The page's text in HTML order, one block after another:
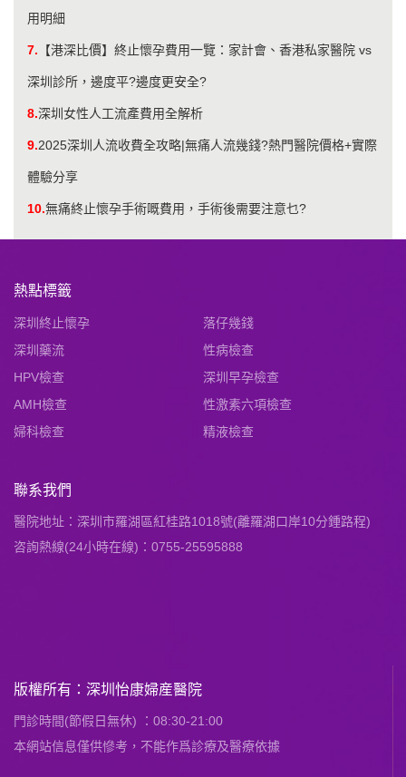
用明細
7. 【港深比價】終止懷孕費用一覽：家計會、香港私家醫院 vs
深圳診所，邊度平?邊度更安全?
8.深圳女性人工流產費用全解析
9.2025深圳人流收費全攻略|無痛人流幾錢?熱門醫院價格+實際
體驗分享
10.無痛終止懷孕手術嘅費用，手術後需要注意乜?
熱點標籤
深圳終止懷孕
落仔幾錢
深圳藥流
性病檢查
HPV檢查
深圳早孕檢查
AMH檢查
性激素六項檢查
婦科檢查
精液檢查
聯系我們
醫院地址：深圳市羅湖區紅桂路1018號(離羅湖口岸10分鍾路程)
咨詢熱線(24小時在線)：0755-25595888
版權所有：深圳怡康婦産醫院
門診時間(節假日無休) ：08:30-21:00
本網站信息僅供慘考，不能作爲診療及醫療依據